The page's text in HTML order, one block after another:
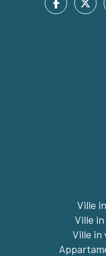
Ville
Ville
Ville in